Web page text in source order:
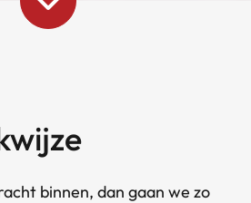
binnen, dan gaan we zo